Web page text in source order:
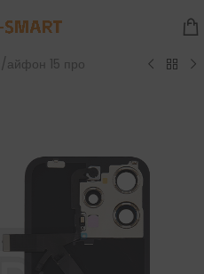
/айфон 15 про